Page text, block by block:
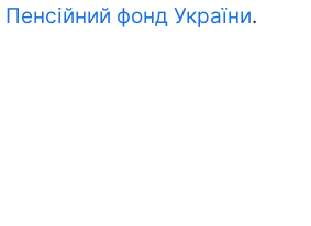
Пенсійний фонд України.